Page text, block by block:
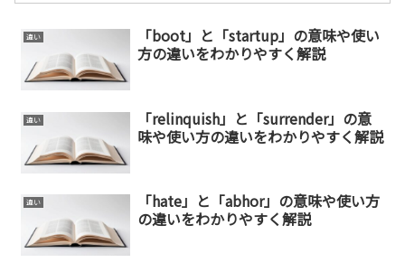
違い
「boot」と「startup」の意味や使い
方の違いをわかりやすく解説
違い
「relinquish」と「surrender」の意
味や使い方の違いをわかりやすく解説
違い
「hate」と「abhor」の意味や使い方
の違いをわかりやすく解説